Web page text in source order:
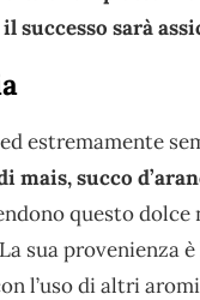
successo sarà
estremamente
mais, succo
questo dolce
sua provenienza è
l’uso di altri